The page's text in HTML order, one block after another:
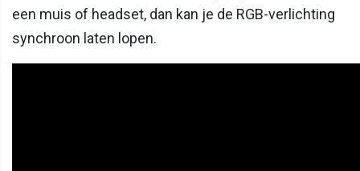
een muis of headset, dan kan je de RGB-verlichting
synchroon laten lopen.